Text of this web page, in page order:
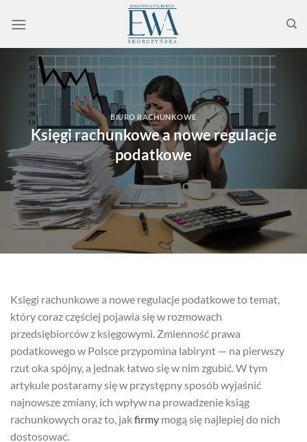
BIURO RACHUNKOWE
Księgi rachunkowe a nowe regulacje
podatkowe
Księgi rachunkowe a nowe regulacje podatkowe to temat,
który coraz częściej pojawia się w rozmowach
przedsiębiorców z księgowymi. Zmienność prawa
podatkowego w Polsce przypomina labirynt — na pierwszy
rzut oka spójny, a jednak łatwo się w nim zgubić. W tym
artykule postaramy się w przystępny sposób wyjaśnić
najnowsze zmiany, ich wpływ na prowadzenie ksiąg
rachunkowych oraz to, jakfirmy mogą się najlepiej do nich
dostosować.